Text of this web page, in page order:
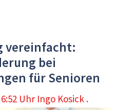
vereinfacht:
bei
für Senioren
Uhr Ingo Kosick .